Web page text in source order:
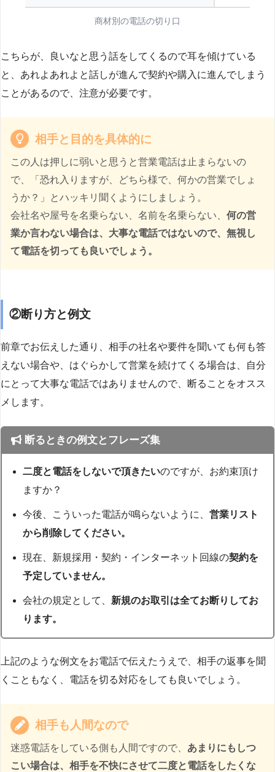
商材別の電話の切り口
こちらが、良いなと思う話をしてくるので耳を傾けている
と、あれよあれよと話しが進んで契約や購入に進んでしまう
ことがあるので、注意が必要です。
相手と目的を具体的に
この人は押しに弱いと思うと営業電話は止まらないの
で、「恐れ入りますが、どちら様で、何かの営業でしょ
うか？」とハッキリ聞くようにしましょう。
会社名や屋号を名乗らない、名前を名乗らない、 何の営
業か言わない場合は、大事な電話ではないので、無視し
て電話を切っても良いでしょう。
②断り方と例文
前章でお伝えした通り、相手の社名や要件を聞いても何も答
えない場合や、はぐらかして営業を続けてくる場合は、自分
にとって大事な電話ではありませんので、断ることをオスス
メします。
断るときの例文とフレーズ集
二度と電話をしないで頂きたいのですが、お約束頂け
ますか？
今後、こういった電話が鳴らないように、営業リスト
から削除してください。
現在、新規採用・契約・インターネット回線の契約を
予定していません。
会社の規定として、 新規のお取引は全てお断りしてお
ります。
上記のような例文をお電話で伝えたうえで、相手の返事を聞
くこともなく、電話を切る対応をしても良いでしょう。
相手も人間なので
迷惑電話をしている側も人間ですので、 あまりにもしつ
こい場合は、相手を不快にさせて二度と電話をしたくな